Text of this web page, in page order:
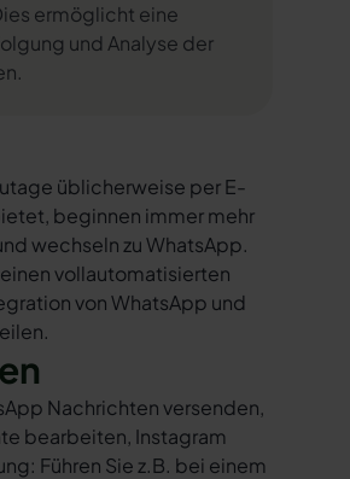
ermöglicht eine
und Analyse der
üblicherweise per E-
beginnen immer mehr
wechseln zu WhatsApp.
vollautomatisierten
von WhatsApp und
Nachrichten versenden,
bearbeiten, Instagram
Führen Sie z.B. bei einem